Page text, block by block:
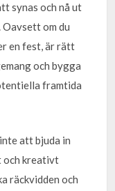
synas och nå ut
om du
en fest, är rätt
och bygga
framtida
att bjuda in
och kreativt
räckvidden och